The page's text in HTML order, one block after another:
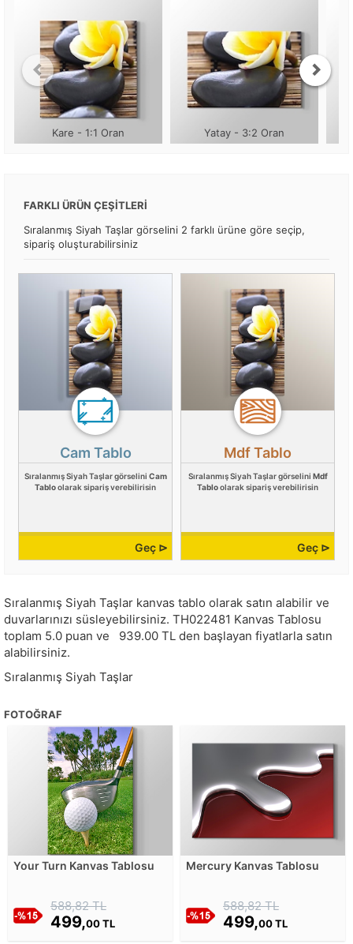
Kare - 1:1 Oran Yatay - 3:2 Oran
FARKLI ÜRÜN ÇEŞİTLERİ
Sıralanmış Siyah Taşlar görselini 2 farklı ürüne göre seçip,
sipariş oluşturabilirsiniz
Cam Tablo
Sıralanmış Siyah Taşlar görselini Cam
Tabloolarak sipariş verebilirisin
Geç ⊳
Mdf Tablo
Sıralanmış Siyah Taşlar görselini Mdf
Tabloolarak sipariş verebilirisin
Geç ⊳
Sıralanmış Siyah Taşlar kanvas tablo olarak satın alabilir ve
duvarlarınızı süsleyebilirsiniz. TH022481 Kanvas Tablosu
toplam 5.0 puan ve 939.00 TL den başlayan fiyatlarla satın
alabilirsiniz.
Sıralanmış Siyah Taşlar
FOTOĞRAF
Your Turn Kanvas Tablosu
588,82 TL
499,00 TL
Mercury Kanvas Tablosu
588,82 TL
499,00 TL